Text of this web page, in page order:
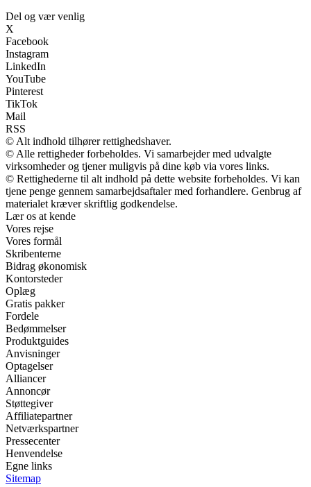
Del og vær venlig
X
Facebook
Instagram
LinkedIn
YouTube
Pinterest
TikTok
Mail
RSS
© Alt indhold tilhører rettighedshaver.
© Alle rettigheder forbeholdes. Vi samarbejder med udvalgte
virksomheder og tjener muligvis på dine køb via vores links.
© Rettighederne til alt indhold på dette website forbeholdes. Vi kan
tjene penge gennem samarbejdsaftaler med forhandlere. Genbrug af
materialet kræver skriftlig godkendelse.
Lær os at kende
Vores rejse
Vores formål
Skribenterne
Bidrag økonomisk
Kontorsteder
Oplæg
Gratis pakker
Fordele
Bedømmelser
Produktguides
Anvisninger
Optagelser
Alliancer
Annoncør
Støttegiver
Affiliatepartner
Netværkspartner
Pressecenter
Henvendelse
Egne links
Sitemap